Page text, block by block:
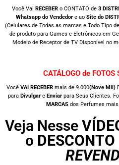
Você Vai RECEBER o CONTATO de 3
Whatsapp do Vendedor e ao Site do
(Celulares de Todas as marcas e Todo Tipo
de produto para Games e Eletrônicos em
Modelo de Receptor de TV Disponível no
CATÁLOGO de FOTOS
Você VAI RECEBERmais de 9.000(Nove Mil)
para Divulgare Enviarpara Seus Clientes.
MARCAS dos Perfumes
Veja Nesse
o DESCONTO